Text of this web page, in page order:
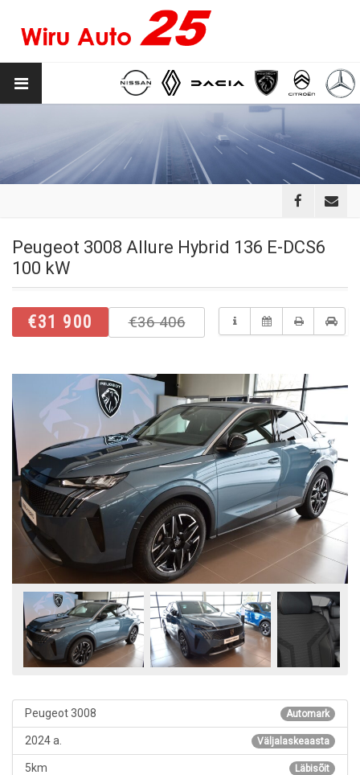
Peugeot 3008 Allure Hybrid 136 E-DCS6
100 kW
€31 900 €36 406
Automark
Peugeot 3008
Väljalaskeaasta
2024 a.
Läbisõit
5km